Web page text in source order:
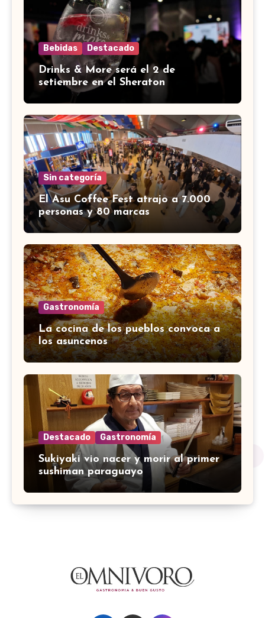
Bebidas Destacado
Drinks & More será el 2 de
setiembre en el Sheraton
Sin categoría
El Asu Coffee Fest atrajo a 7.000
personas y 80 marcas
Gastronomía
La cocina de los pueblos convoca a
los asuncenos
Destacado Gastronomía
Sukiyaki vio nacer y morir al primer
sushiman paraguayo